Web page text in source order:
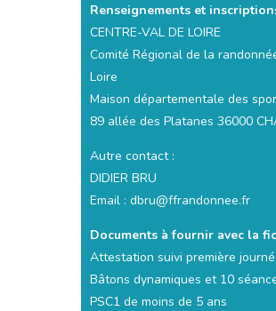
Renseignements et
CENTRE-VAL DE LOIRE
Comité Régional de la
Loire
Maison départementale des
89 allée des Platanes 36000
Autre contact :
DIDIER BRU
Email : dbru@ffrandonnee.fr
Documents à fournir avec la
Attestation suivi première
Bâtons dynamiques et 10
PSC1 de moins de 5 ans